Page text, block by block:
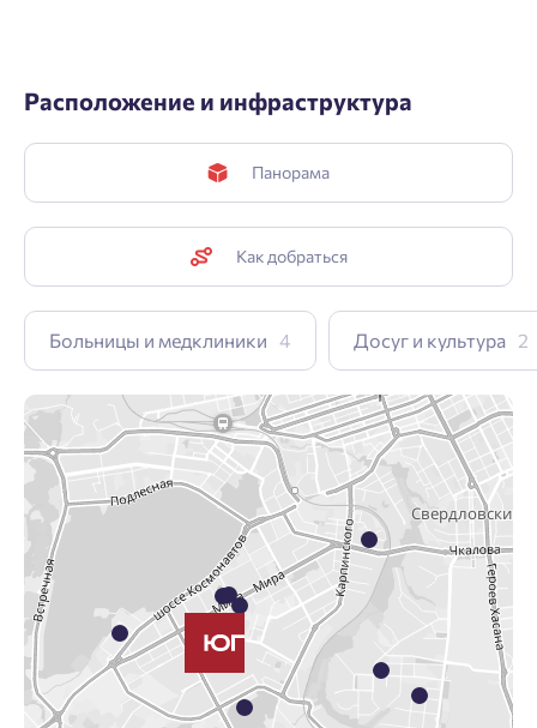
Расположение и инфраструктура
Панорама
Как добраться
Больницы и медклиники 4 Досуг и культура 2